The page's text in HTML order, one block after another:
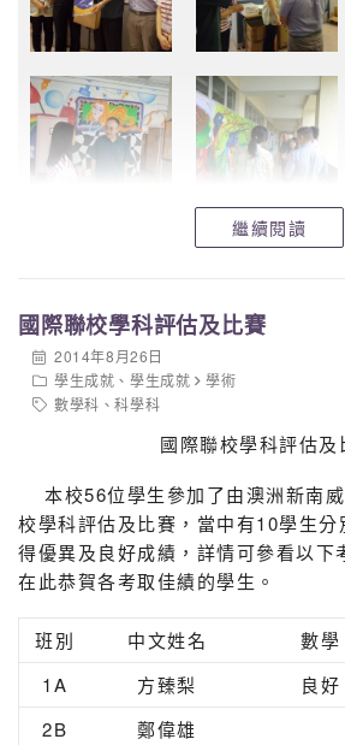
繼續閱讀
國際聯校學科評估及比賽
2014年8月26日
學生成就 、學生成就
學術
數學科 、科學科
國際聯校學科評估及
本校56位學生參加了由澳洲新南
校學科評估及比賽，當中有10學生
得優異及良好成績，詳情可參看以下
在此恭賀各考取佳績的學生。
班別 中文姓名 數學
1A
方臻梨
良好
2B
鄭偉雄